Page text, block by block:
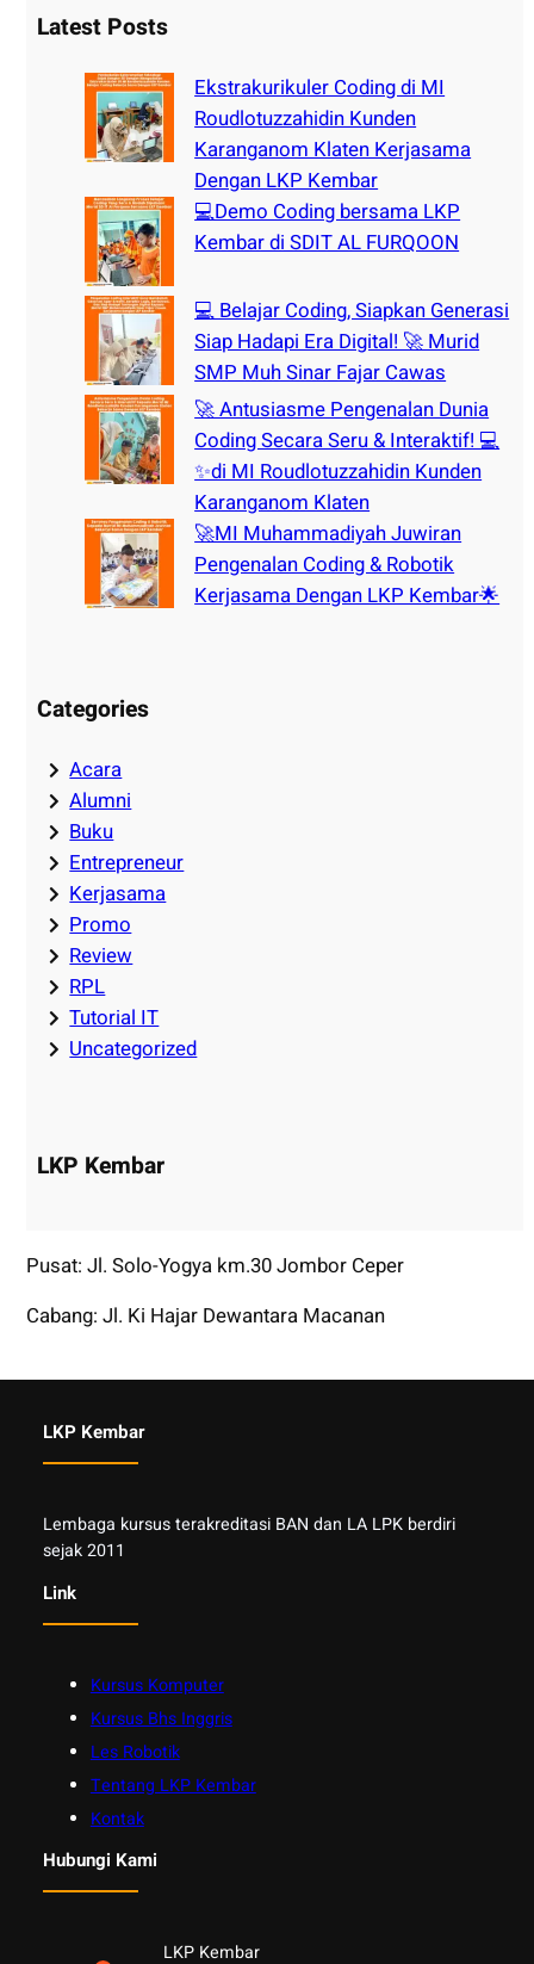
rLatest Posts
Ekstrakurikuler Coding di MI
Roudlotuzzahidin Kunden
Karanganom Klaten Kerjasama
Dengan LKP Kembar
💻Demo Coding bersama LKP
Kembar di SDIT AL FURQOON
💻 Belajar Coding, Siapkan Generasi
Siap Hadapi Era Digital! 🚀 Murid
SMP Muh Sinar Fajar Cawas
🚀 Antusiasme Pengenalan Dunia
Coding Secara Seru & Interaktif! 💻
✨di MI Roudlotuzzahidin Kunden
Karanganom Klaten
🚀MI Muhammadiyah Juwiran
Pengenalan Coding & Robotik
Kerjasama Dengan LKP Kembar🌟
Categories
Acara
Alumni
Buku
Entrepreneur
Kerjasama
Promo
Review
RPL
Tutorial IT
Uncategorized
LKP Kembar
Pusat: Jl. Solo-Yogya km.30 Jombor Ceper
Cabang: Jl. Ki Hajar Dewantara Macanan
LKP Kembar
Lembaga kursus terakreditasi BAN dan LA LPK berdiri
sejak 2011
Link
Kursus Komputer
Kursus Bhs Inggris
Les Robotik
Tentang LKP Kembar
Kontak
Hubungi Kami
LKP Kembar